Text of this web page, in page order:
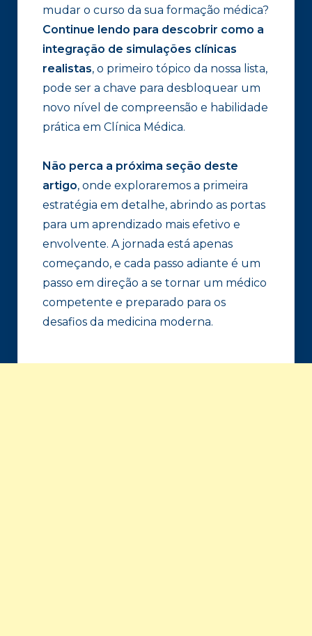
mudar o curso da sua formação médica?
Continue lendo para descobrir como a
integração de simulações clínicas
realistas, o primeiro tópico da nossa lista,
pode ser a chave para desbloquear um
novo nível de compreensão e habilidade
prática em Clínica Médica.
Não perca a próxima seção deste
artigo, onde exploraremos a primeira
estratégia em detalhe, abrindo as portas
para um aprendizado mais efetivo e
envolvente. A jornada está apenas
começando, e cada passo adiante é um
passo em direção a se tornar um médico
competente e preparado para os
desafios da medicina moderna.